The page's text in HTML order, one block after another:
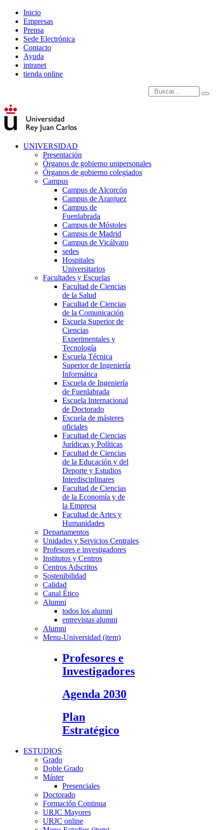
Inicio
Empresas
Prensa
Sede Electrónica
Contacto
Ayuda
intranet
tienda online
Introduce términos de
UNIVERSIDAD
Presentación
Órganos de gobierno unipersonales
Órganos de gobierno colegiados
Campus
Campus de Alcorcón
Campus de Aranjuez
Campus de
Fuenlabrada
Campus de Móstoles
Campus de Madrid
Campus de Vicálvaro
sedes
Hospitales
Universitarios
Facultades y Escuelas
Facultad de Ciencias
de la Salud
Facultad de Ciencias
de la Comunicación
Escuela Superior de
Ciencias
Experimentales y
Tecnología
Escuela Técnica
Superior de Ingeniería
Informática
Escuela de Ingeniería
de Fuenlabrada
Escuela Internacional
de Doctorado
Escuela de másteres
oficiales
Facultad de Ciencias
Jurídicas y Políticas
Facultad de Ciencias
de la Educación y del
Deporte y Estudios
Interdisciplinares
Facultad de Ciencias
de la Economía y de
la Empresa
Facultad de Artes y
Humanidades
Departamentos
Unidades y Servicios Centrales
Profesores e investigadores
Institutos y Centros
Centros Adscritos
Sostenibilidad
Calidad
Canal Ético
Alumni
todos los alumni
entrevistas alumni
Alumni
Menu-Universidad (item)
Profesores e
Investigadores
Agenda 2030
Plan
Estratégico
ESTUDIOS
Grado
Doble Grado
Máster
Presenciales
Doctorado
Formación Continua
URJC Mayores
URJC online